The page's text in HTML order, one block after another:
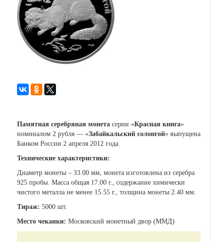
Памятная серебряная монета серии «Красная книга»
номиналом 2 рубля — «Забайкальский солонгой» выпущена
Банком России 2 апреля 2012 года.
Технические характеристики:
Диаметр монеты – 33.00 мм, монета изготовлена из серебра
925 пробы. Масса общая 17.00 г., содержание химически
чистого металла не менее 15.55 г., толщина монеты 2.40 мм.
Тираж: 5000 шт.
Место чеканки: Московский монетный двор (ММД)